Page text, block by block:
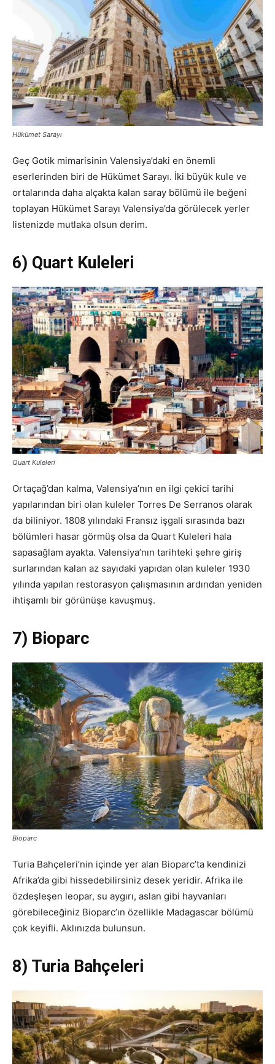
Hükümet Sarayı
Geç Gotik mimarisinin Valensiya’daki en önemli
eserlerinden biri de Hükümet Sarayı. İki büyük kule ve
ortalarında daha alçakta kalan saray bölümü ile beğeni
toplayan Hükümet Sarayı Valensiya’da görülecek yerler
listenizde mutlaka olsun derim.
6) Quart Kuleleri
Quart Kuleleri
Ortaçağ’dan kalma, Valensiya’nın en ilgi çekici tarihi
yapılarından biri olan kuleler Torres De Serranos olarak
da biliniyor. 1808 yılındaki Fransız işgali sırasında bazı
bölümleri hasar görmüş olsa da Quart Kuleleri hala
sapasağlam ayakta. Valensiya’nın tarihteki şehre giriş
surlarından kalan az sayıdaki yapıdan olan kuleler 1930
yılında yapılan restorasyon çalışmasının ardından yeniden
ihtişamlı bir görünüşe kavuşmuş.
7) Bioparc
Bioparc
Turia Bahçeleri’nin içinde yer alan Bioparc’ta kendinizi
Afrika’da gibi hissedebilirsiniz desek yeridir. Afrika ile
özdeşleşen leopar, su aygırı, aslan gibi hayvanları
görebileceğiniz Bioparc’ın özellikle Madagascar bölümü
çok keyifli. Aklınızda bulunsun.
8) Turia Bahçeleri